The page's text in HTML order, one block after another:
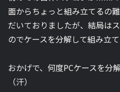
面からちょっと組み立てるの
だいておりましたが、結局は
のでケースを分解して組み立
おかげで、何度PCケースを分
（汗）